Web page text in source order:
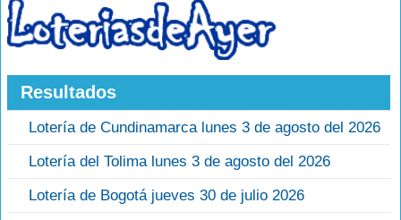
Resultados
Lotería de Cundinamarca lunes 3 de agosto del 2026
Lotería del Tolima lunes 3 de agosto del 2026
Lotería de Bogotá jueves 30 de julio 2026